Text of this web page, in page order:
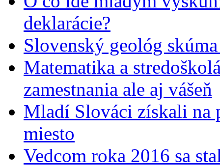
deklarácie?
Slovenský geológ
Matematika a
zamestnania ale aj vášeň
Mladí Slováci získali na
miesto
Vedcom roka 2016 sa